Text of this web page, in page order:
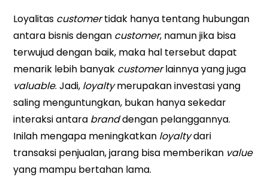
Loyalitas customertidak hanya tentang hubungan
antara bisnis dengan customer, namun jika bisa
terwujud dengan baik, maka hal tersebut dapat
menarik lebih banyak customerlainnya yang juga
valuable. Jadi, loyaltymerupakan investasi yang
saling menguntungkan, bukan hanya sekedar
interaksi antara branddengan pelanggannya.
Inilah mengapa meningkatkan loyaltydari
transaksi penjualan, jarang bisa memberikan value
yang mampu bertahan lama.